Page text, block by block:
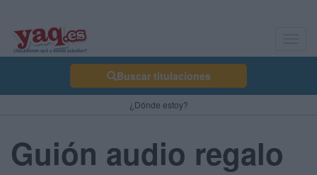
Buscar titulaciones
¿Dónde estoy?
Guión audio regalo